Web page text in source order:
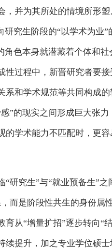
并为其所处的情境所形塑
研究生阶段的“以学术为业
角色本身就潜藏着个体和
性过程中，新晋研究者要
系和学术规范等共同构成
”的现实之间形成巨大张
的学术能力不匹配时，更
究生”与“就业预备生”之
而是阶段性共生的身份属
从“增量扩招”逐步转向“
续提升，加之专业学位硕